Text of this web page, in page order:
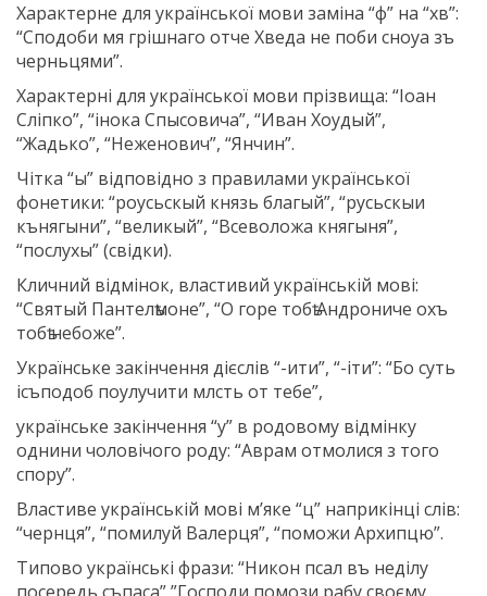
Характерне для української мови заміна “ф” на “хв”:
“Сподоби мя грішнаго отче Хведа не поби сноуа зъ
черньцями”.
Характерні для української мови прізвища: “Іоан
Сліпко”, “інока Спысовича”, “Иван Хоудый”,
“Жадько”, “Неженович”, “Янчин”.
Чітка “ы” відповідно з правилами української
фонетики: “роусьскый князь благый”, “русьскыи
кънягыни”, “великый”, “Всеволожа княгыня”,
“послухы” (свідки).
Кличний відмінок, властивий українській мові:
“Святый Пантелѣмоне”, “О горе тобѣ Андрониче охъ
тобѣ небоже”.
Українське закінчення дієслів “-ити”, “-іти”: “Бо суть
ісъподоб поулучити млсть от тебе”,
українське закінчення “у” в родовому відмінку
однини чоловічого роду: “Аврам отмолися з того
спору”.
Властиве українській мові м’яке “ц” наприкінці слів:
“чернця”, “помилуй Валерця”, “поможи Архипцю”.
Типово українські фрази: “Никон псал въ неділу